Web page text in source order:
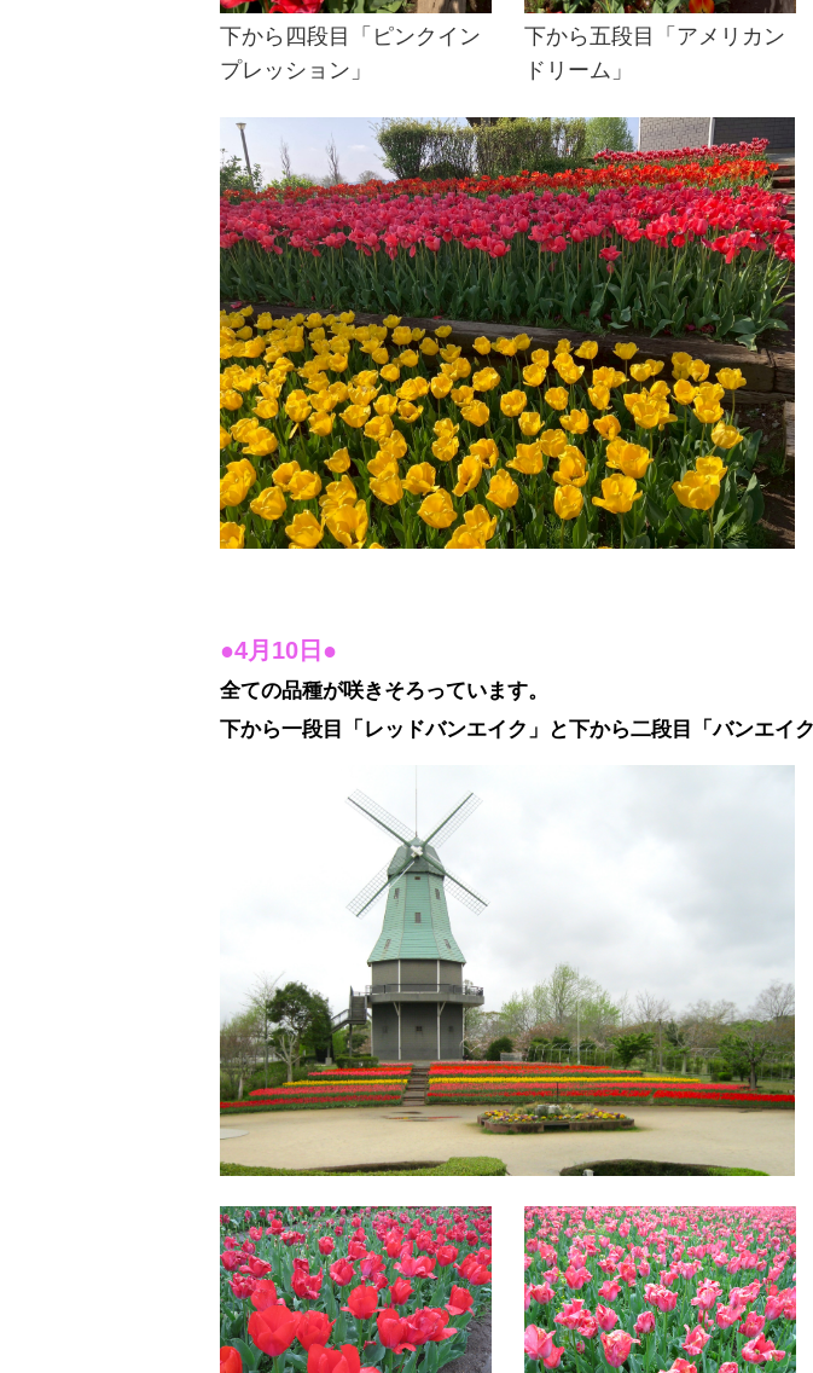
下から四段目「ピンクイン
プレッション」
下から五段目「アメリカン
ドリーム」
●4月10日●
全ての品種が咲きそろっています。
下から一段目「レッドバンエイク」と下から二段目「バンエイ